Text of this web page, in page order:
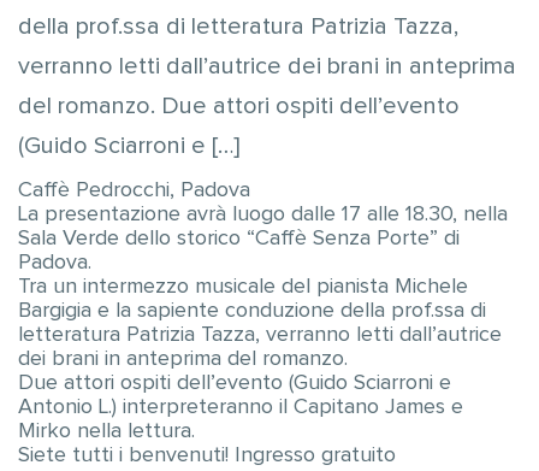
della prof.ssa di letteratura Patrizia Tazza,
verranno letti dall’autrice dei brani in anteprima
del romanzo. Due attori ospiti dell’evento
(Guido Sciarroni e […]
Caffè Pedrocchi, Padova
La presentazione avrà luogo dalle 17 alle 18.30, nella
Sala Verde dello storico “Caffè Senza Porte” di
Padova.
Tra un intermezzo musicale del pianista Michele
Bargigia e la sapiente conduzione della prof.ssa di
letteratura Patrizia Tazza, verranno letti dall’autrice
dei brani in anteprima del romanzo.
Due attori ospiti dell’evento (Guido Sciarroni e
Antonio L.) interpreteranno il Capitano James e
Mirko nella lettura.
Siete tutti i benvenuti! Ingresso gratuito